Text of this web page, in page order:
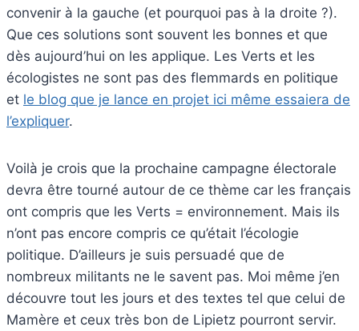
convenir à la gauche (et pourquoi pas à la droite ?).
Que ces solutions sont souvent les bonnes et que
dès aujourd’hui on les applique. Les Verts et les
écologistes ne sont pas des flemmards en politique
et le blog que je lance en projet ici même essaiera de
l’expliquer.
Voilà je crois que la prochaine campagne électorale
devra être tourné autour de ce thème car les français
ont compris que les Verts = environnement. Mais ils
n’ont pas encore compris ce qu’était l’écologie
politique. D’ailleurs je suis persuadé que de
nombreux militants ne le savent pas. Moi même j’en
découvre tout les jours et des textes tel que celui de
Mamère et ceux très bon de Lipietz pourront servir.